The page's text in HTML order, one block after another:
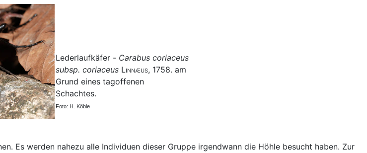
Lederlaufkäfer - Carabus coriaceus
subsp. coriaceus Linnæus, 1758. am
Grund eines tagoffenen
Schachtes.
Foto: H. Köble
Es werden nahezu alle Individuen dieser Gruppe irgendwann die Höhle besucht haben. Zur